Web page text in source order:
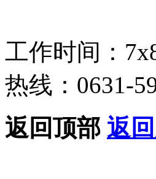
工作时间：
热线：0631-
返回顶部 返